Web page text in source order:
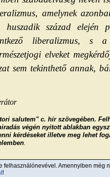
amelynek
huszadik század elején
liberalizmus, s
elveket
sem tekinthető annak,
salutem" c. hír szövegében.
végén nyitott ablakban
kérdéseket illetve meg lehet
felhasználónevével. Amennyiben még
!